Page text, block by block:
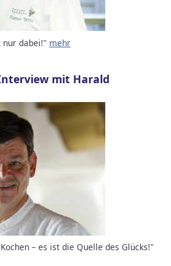
dabei!" mehr
mit Harald
– es ist die Quelle des Glücks!"